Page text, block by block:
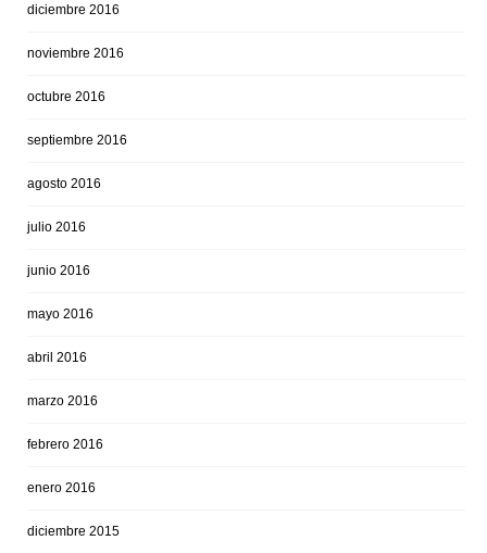
diciembre 2016
noviembre 2016
octubre 2016
septiembre 2016
agosto 2016
julio 2016
junio 2016
mayo 2016
abril 2016
marzo 2016
febrero 2016
enero 2016
diciembre 2015